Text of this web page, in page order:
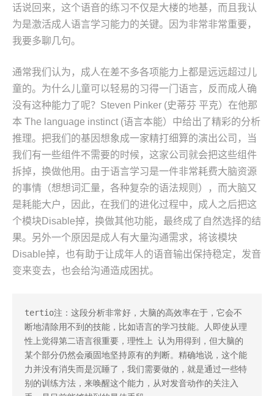
话说回来，这个语音的练习不仅是大楼的地基，而且我认
为是激活成人语言学习能力的关键。因为非常非常重要，
我要多聊几句。
通常我们认为，成人在差不多各项能力上都是远远超过儿
童的。为什么儿童可以轻易的习得一门语言，反而成人确
没有这种能力了呢？Steven Pinker (史蒂芬 平克）在他那
本 The language instinct (语言本能）中给出了精彩的分析
推理。把我们的基因想象成一家精打细算的演出公司，当
我们有一些组件不需要的时候，这家公司就会把这些组件
拆掉，换做他用。由于语言学习是一件非常耗费大脑资源
的事情（想想词汇量，各种复杂的语法规则），而大脑又
是耗能大户，因此，在我们的进化过程中，成人之后把这
个模块Disable掉，换做其他功能，最终成了自然选择的结
果。另外一个原因是成人有大量沟通需求，将该模块
Disable掉，也有助于让成年人的语音输出保持稳定，发音
变来变去，也会给沟通造成困扰。
tertio注：这段分析非常好，大脑的高效率在于，它会不
断地清除用不到的技能，比如语言的学习技能。人即使从理
性上觉得第二语言很重要，理性上 认为用得到，但大脑的
某个部分仍然会顽固地坚持原有的判断。精确地说，这个能
力并没有消失而是沉睡了，我们需要做的，就是通过一些特
别的训练方法，来唤醒这个能力，从对发音动作的关注入